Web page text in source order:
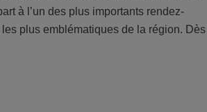
à l’un des plus importants rendez-
plus emblématiques de la région. Dès